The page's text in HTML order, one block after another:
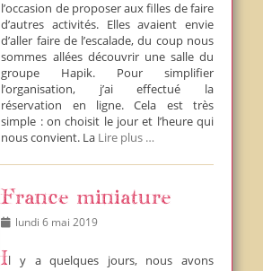
l’occasion de proposer aux filles de faire
d’autres activités. Elles avaient envie
d’aller faire de l’escalade, du coup nous
sommes allées découvrir une salle du
groupe Hapik. Pour simplifier
l’organisation, j’ai effectué la
réservation en ligne. Cela est très
simple : on choisit le jour et l’heure qui
nous convient. La Lire plus …
France miniature
Postedlundi 6 mai 2019
Il y a quelques jours, nous avons